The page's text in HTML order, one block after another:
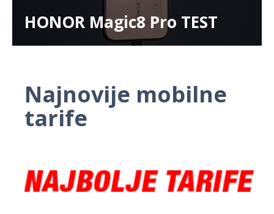
HONOR Magic8 Pro TEST
Najnovije mobilne
tarife